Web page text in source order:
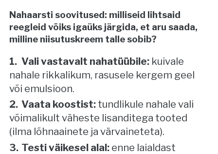
Nahaarsti soovitused: milliseid lihtsaid
reegleid võiks igaüks järgida, et aru saada,
milline niisutuskreem talle sobib?
Vali vastavalt nahatüübile:kuivale
nahale rikkalikum, rasusele kergem geel
või emulsioon.
Vaata koostist:tundlikule nahale vali
võimalikult väheste lisanditega tooted
(ilma lõhnaainete ja värvaineteta).
Testi väikesel alal:enne laialdast